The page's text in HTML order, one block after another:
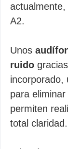
A2.
Unos
ruido
incorporado,
para
permiten
total claridad.